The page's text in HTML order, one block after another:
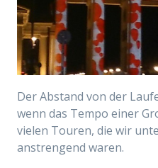
Der Abstand von der
wenn das Tempo einer
vielen Touren, die wir
anstrengend waren.